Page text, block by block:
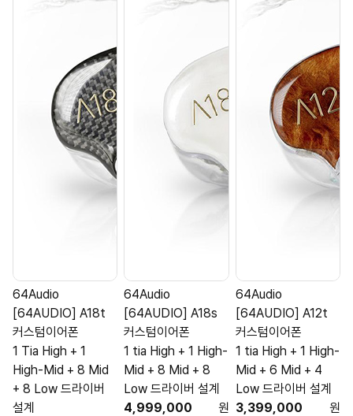
64Audio
[64AUDIO] A18t
커스텀이어폰
1 Tia High + 1
High-Mid + 8 Mid
+ 8 Low 드라이버
설계
64Audio
[64AUDIO] A18s
커스텀이어폰
1 tia High + 1 High-
Mid + 8 Mid + 8
Low 드라이버 설계
4,999,000
원
64Audio
[64AUDIO] A12t
커스텀이어폰
1 tia High + 1 High-
Mid + 6 Mid + 4
Low 드라이버 설계
3,399,000
원